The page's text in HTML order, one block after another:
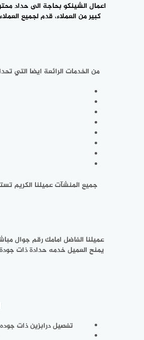
كبير من ‎العملاء، قدم لجميع العملاء مستوى احترافي وأمن، كما يوفر لكم عملائنا الكرام ‎جميع اعمال الشينكو باحترافيه وجوده كبيرة بأرخص اسعار شينكو في ‎مكه، معلم حداد مكه هو افضل
من الخدمات الرائعة ايضا التي ‎تحدثنا عنها والتي يتميز بها معلم حداده اقفال الابواب هو ان يقدم لجميع ‎عملائه الكرام جودة صيانة اقفال ابواب ممتازة في مكه، يقدم لكم خدمات ‎كثيره ورائعة ومنها.
تفصيل درابزين ‎ذات جوده عالية جدا لجميع العملاء. كما يوفر لك كتالوج درابزين من احدث ‎تصاميم الدرابزين العصرية والمدن لجميع الحضارات تختار منها ما ‎يعجبك ويقوم بتفصيله لك.